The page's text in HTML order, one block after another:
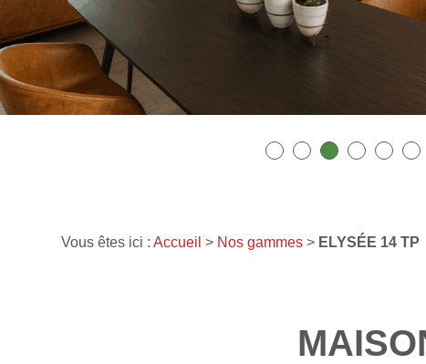
Vous êtes ici :Accueil > Nos gammes > ELYSÉE 14 TP